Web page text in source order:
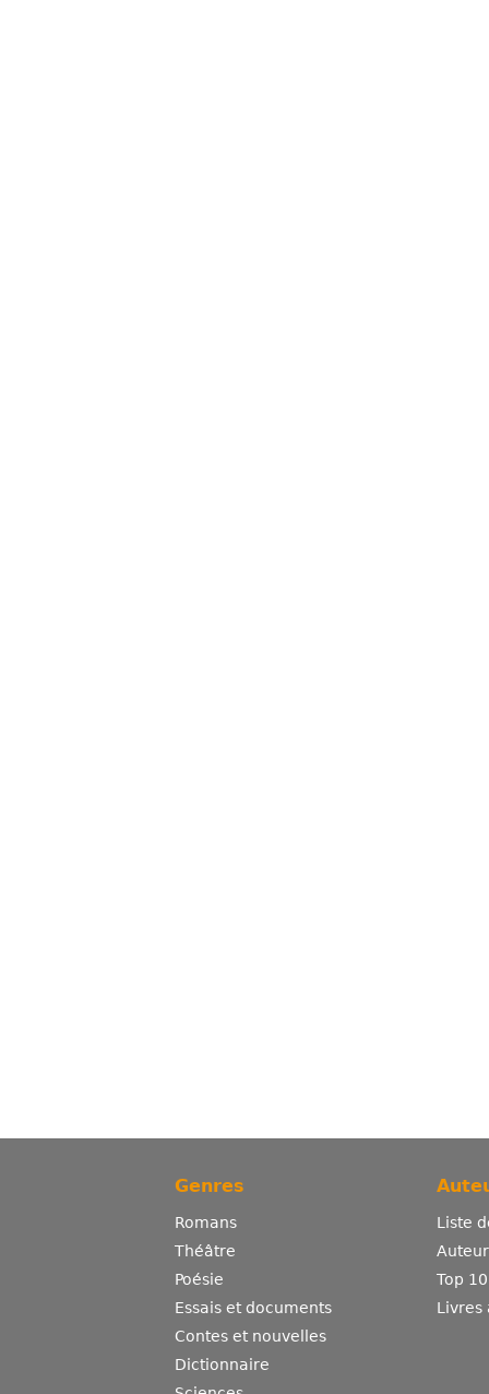
Genres
Romans
Théâtre
Poésie
Essais et documents
Contes et nouvelles
Dictionnaire
Liste
Top
Livres